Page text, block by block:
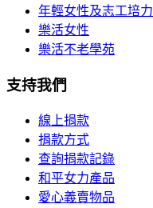
年輕女性及志工培力
樂活女性
樂活不老學苑
支持我們
線上捐款
捐款方式
查詢捐款記錄
和平女力產品
愛心義賣物品